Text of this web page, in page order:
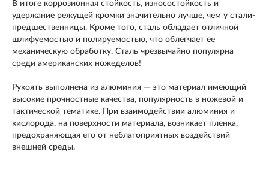
В итоге коррозионная стойкость, износостойкость и
удержание режущей кромки значительно лучше, чем у стали-
предшественницы. Кроме того, сталь обладает отличной
шлифуемостью и полируемостью, что облегчает ее
механическую обработку. Сталь чрезвычайно популярна
среди американских ножеделов!
Рукоять выполнена из алюминия — это материал имеющий
высокие прочностные качества, популярность в ножевой и
тактической тематике. При взаимодействии алюминия и
кислорода, на поверхности материала, возникает пленка,
предохраняющая его от неблагоприятных воздействий
внешней среды.